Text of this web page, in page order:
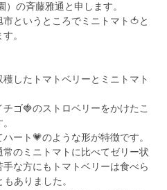
の斉藤雅通と申します。
というところでミニトマト🍅と
。
したトマトベリーとミニトマト
ゴ🍓のストロベリーをかけたこ
ート💗のような形が特徴です。
のミニトマトに比べてゼリー状
な方にもトマトベリーは食べら
ありました。